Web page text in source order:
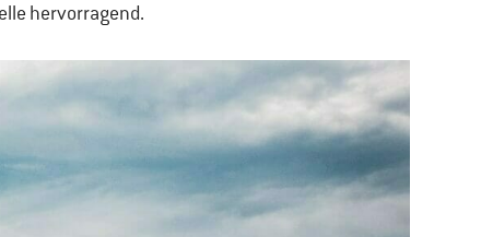
hervorragend.